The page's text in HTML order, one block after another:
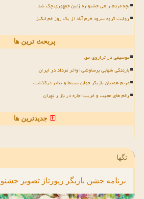
بچه مردم راهی جشنواره زلین جمهوری چک شد
روایت گروه سرود خرم آباد از یک روز غم انگیز
پربحث ترین ها
موسیقی در ترازوی حق
بارندگی شهابی برساوشی اواخر مرداد در ایران
مریم همتیان بازیگر جوان سینما و تئاتر درگذشت
رقم های عجیب و غریب اجاره در بازار تهران
جدیدترین ها
تگها
برنامه جشن بازیگر رپورتاژ تصویر